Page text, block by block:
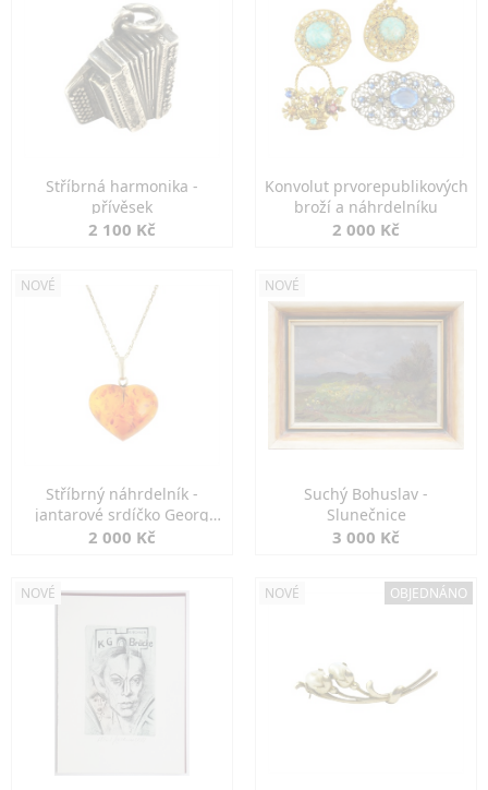
Stříbrná harmonika -
přívěsek
2 100 Kč
Konvolut prvorepublikových
broží a náhrdelníku
2 000 Kč
NOVÉ
Stříbrný náhrdelník -
jantarové srdíčko Georg
Kramer
2 000 Kč
NOVÉ
Suchý Bohuslav -
Slunečnice
3 000 Kč
NOVÉ NOVÉ OBJEDNÁNO